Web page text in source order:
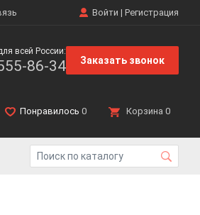
Войти | Регистрация
всей России:
86-34 Заказать звонок
Понравилось 0 Корзина 0